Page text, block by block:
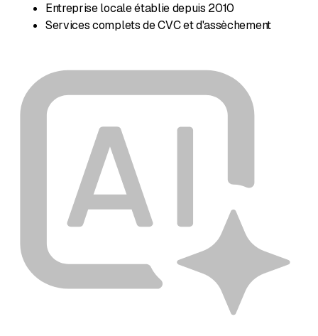
Entreprise locale établie depuis 2010
Services complets de CVC et d'assèchement